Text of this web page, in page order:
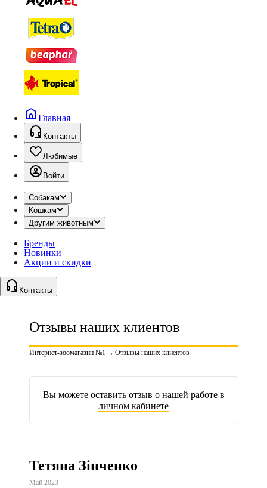
Главная
Контакты
Любимые
Войти
Собакам
Кошкам
Другим животным
Бренды
Новинки
Акции и скидки
Контакты
Отзывы наших клиентов
Интернет-зоомагазин №1 → Отзывы наших клиентов
Вы можете оставить отзыв о нашей работе в
личном кабинете
Тетяна Зінченко
Май 2023